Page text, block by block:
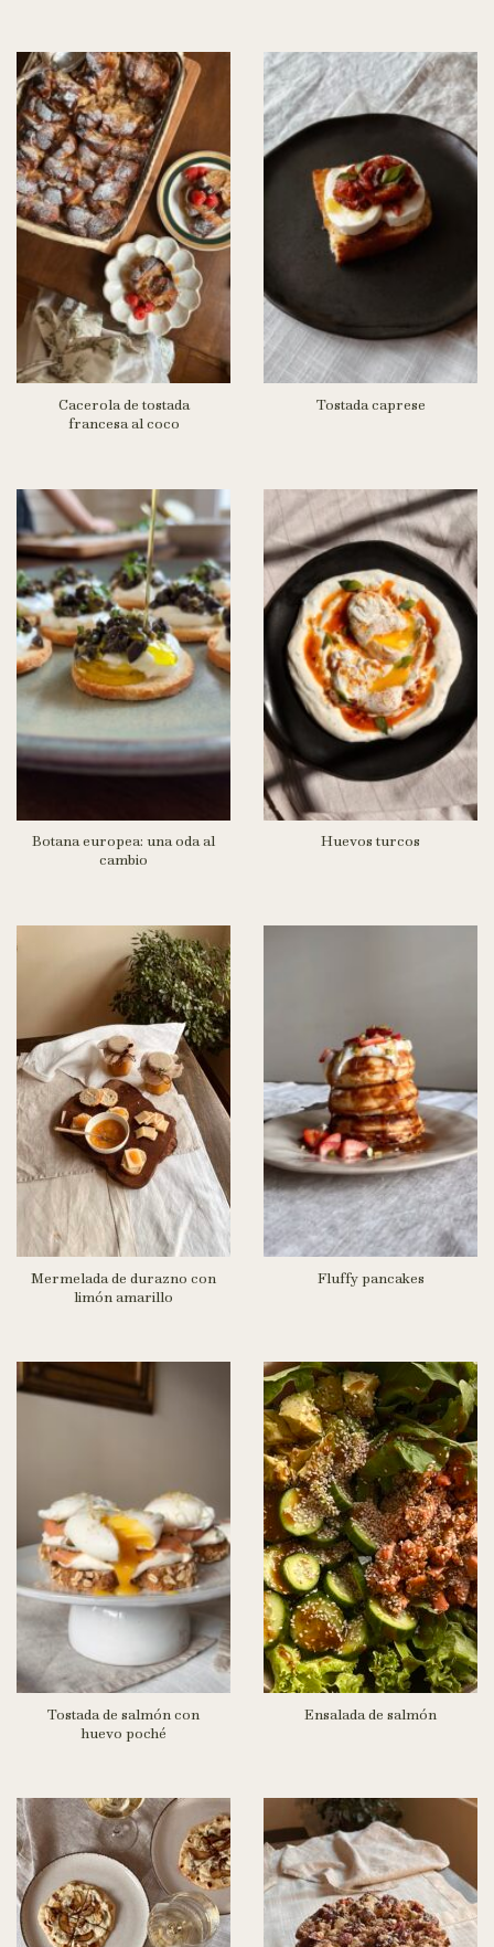
Cacerola de tostada
francesa al coco
Tostada caprese
Botana europea: una oda al
cambio
Huevos turcos
Mermelada de durazno con
limón amarillo
Fluffy pancakes
Tostada de salmón con
huevo poché
Ensalada de salmón